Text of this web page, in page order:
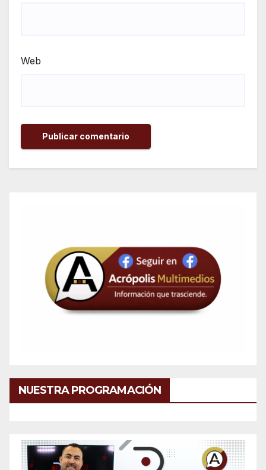
Web
NUESTRA PROGRAMACIÓN